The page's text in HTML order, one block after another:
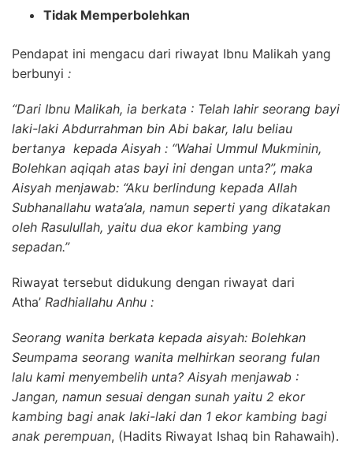
Tidak Memperbolehkan
Pendapat ini mengacu dari riwayat Ibnu Malikah yang
berbunyi :
“Dari Ibnu Malikah, ia berkata : Telah lahir seorang bayi
laki-laki Abdurrahman bin Abi bakar, lalu beliau
bertanya kepada Aisyah : “Wahai Ummul Mukminin,
Bolehkan aqiqah atas bayi ini dengan unta?”, maka
Aisyah menjawab: “Aku berlindung kepada Allah
Subhanallahu wata’ala, namun seperti yang dikatakan
oleh Rasulullah, yaitu dua ekor kambing yang
sepadan.”
Riwayat tersebut didukung dengan riwayat dari
Atha’ Radhiallahu Anhu :
Seorang wanita berkata kepada aisyah: Bolehkan
Seumpama seorang wanita melhirkan seorang fulan
lalu kami menyembelih unta? Aisyah menjawab :
Jangan, namun sesuai dengan sunah yaitu 2 ekor
kambing bagi anak laki-laki dan 1 ekor kambing bagi
anak perempuan, (Hadits Riwayat Ishaq bin Rahawaih).